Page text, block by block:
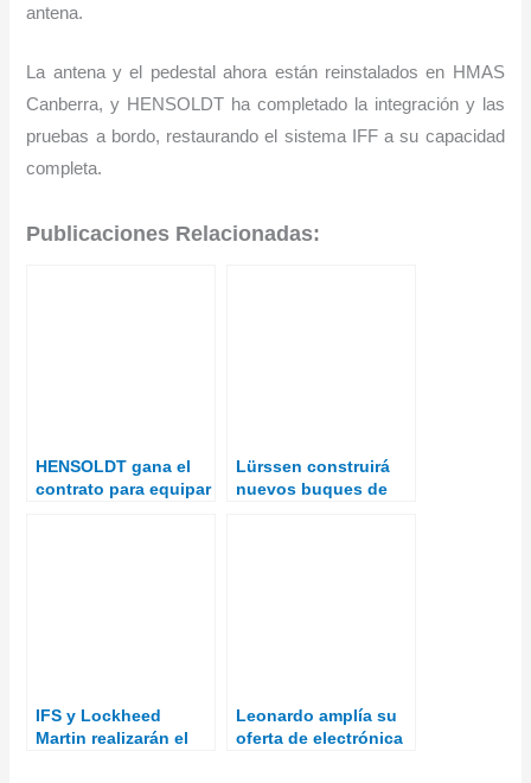
antena.
La antena y el pedestal ahora están reinstalados en HMAS
Canberra, y HENSOLDT ha completado la integración y las
pruebas a bordo, restaurando el sistema IFF a su capacidad
completa.
Publicaciones Relacionadas:
HENSOLDT gana el
contrato para equipar
Lürssen construirá
nuevos buques de
IFS y Lockheed
Martin realizarán el
Leonardo amplía su
oferta de electrónica